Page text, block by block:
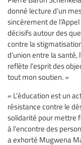
donné lecture d’un
sincèrement de
décisifs autour des
contre la
d’union entre la santé,
reflète l’esprit des
tout mon soutien. »
« L’éducation est un
résistance contre le
solidarité pour mettre
à l’encontre des
a exhorté Mugwena